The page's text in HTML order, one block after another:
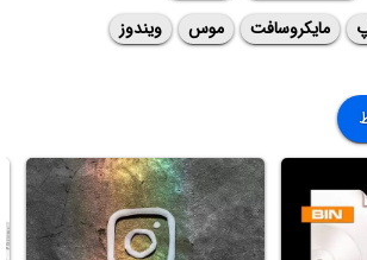
مایکروسافت موس ویندوز